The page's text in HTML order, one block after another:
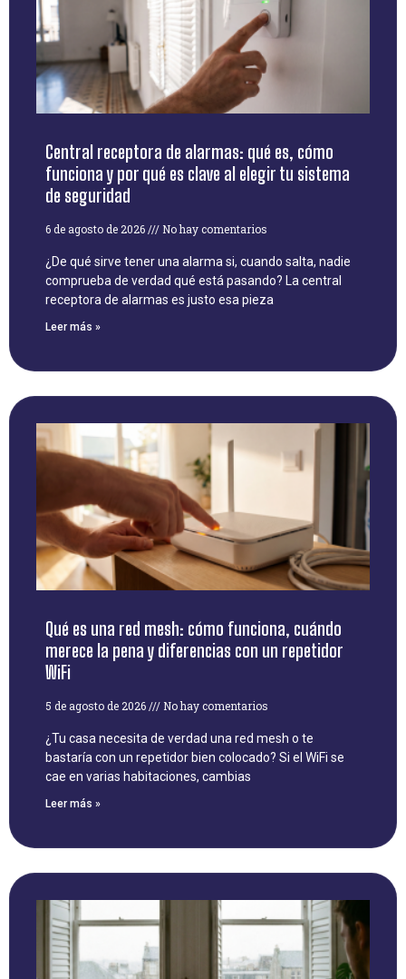
Central receptora de alarmas: qué es, cómo
funciona y por qué es clave al elegir tu sistema
de seguridad
6 de agosto de 2026 No hay comentarios
¿De qué sirve tener una alarma si, cuando salta, nadie
comprueba de verdad qué está pasando? La central
receptora de alarmas es justo esa pieza
Leer más »
Qué es una red mesh: cómo funciona, cuándo
merece la pena y diferencias con un repetidor
WiFi
5 de agosto de 2026 No hay comentarios
¿Tu casa necesita de verdad una red mesh o te
bastaría con un repetidor bien colocado? Si el WiFi se
cae en varias habitaciones, cambias
Leer más »